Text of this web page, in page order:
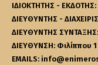
ΙΔΙΟΚΤΗΤΗΣ -
ΔΙΕΥΘΥΝΤΗΣ -
ΔΙΕΥΘΥΝΤΗΣ ΣΥΝΤΑΞΗΣ:
ΔΙΕΥΘΥΝΣΗ: Φιλίππου
EMAILS: